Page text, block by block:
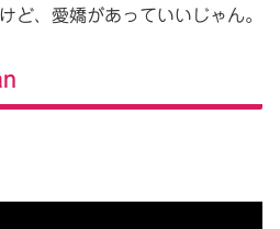
ど、愛嬌があっていいじゃん。